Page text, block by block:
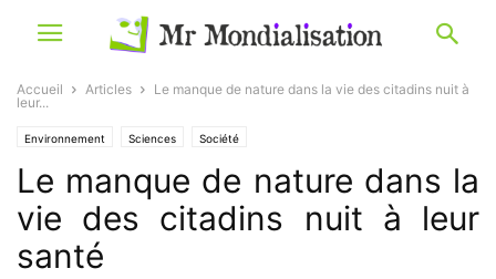
Accueil Articles
Le manque de nature dans la vie des citadins nuit à
leur...
Environnement Sciences Société
Le manque de nature dans la
vie des citadins nuit à leur
santé